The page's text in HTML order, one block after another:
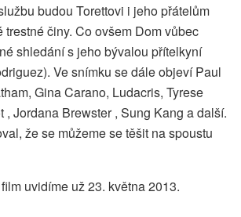
budou Torettovi i jeho přátelům
trestné činy. Co ovšem Dom vůbec
shledání s jeho bývalou přítelkyní
Ve snímku se dále objeví Paul
Gina Carano, Ludacris, Tyrese
, Jordana Brewster , Sung Kang a další.
že se můžeme se těšit na spoustu
uvidíme už 23. května 2013.